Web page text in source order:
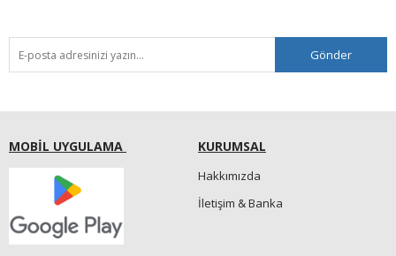
Gönder
MOBİL UYGULAMA KURUMSAL
Hakkımızda
İletişim & Banka